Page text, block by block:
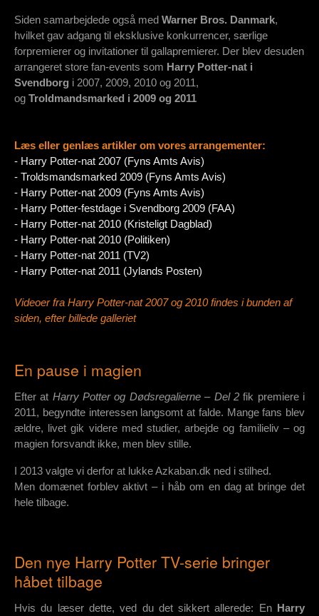
Siden samarbejdede også med Warner Bros. Danmark,
hvilket gav adgang til eksklusive konkurrencer, særlige
forpremierer og invitationer til gallapremierer. Der blev desuden
arrangeret store fan-events som Harry Potter-nat i
Svendborg i 2007, 2009, 2010 og 2011,
og Troldmandsmarked i 2009 og 2011
Læs eller genlæs artikler om vores arrangementer:
- Harry Potter-nat 2007 (Fyns Amts Avis)
- Troldsmandsmarked 2009 (Fyns Amts Avis)
- Harry Potter-nat 2009 (Fyns Amts Avis)
- Harry Potter-festdage i Svendborg 2009 (FAA)
- Harry Potter-nat 2010 (Kristeligt Dagblad)
- Harry Potter-nat 2010 (Politiken)
- Harry Potter-nat 2011 (TV2)
- Harry Potter-nat 2011 (Jylands Posten)
Videoer fra Harry Potter-nat 2007 og 2010 findes i bunden af
siden, efter billede galleriet
En pause i magien
Efter at Harry Potter og Dødsregalierne – Del 2fik premiere i
2011, begyndte interessen langsomt at falde. Mange fans blev
ældre, livet gik videre med studier, arbejde og familieliv – og
magien forsvandt ikke, men blev stille.
I 2013 valgte vi derfor at lukke Azkaban.dk ned i stilhed.
Men domænet forblev aktivt – i håb om en dag at bringe det
hele tilbage.
Den nye Harry Potter TV-serie bringer
håbet tilbage
Hvis du læser dette, ved du det sikkert allerede: En Harry